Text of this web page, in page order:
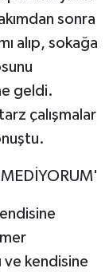
sonra
alıp, sokağa
geldi.
çalışmalar
ve kendisine